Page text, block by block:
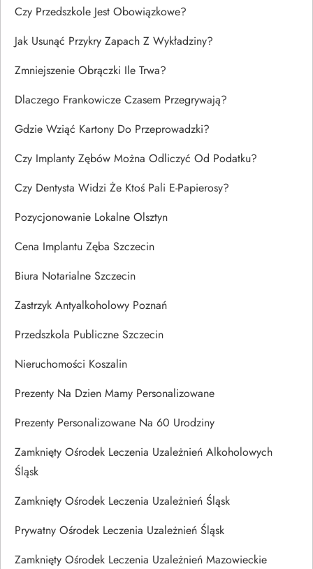
Czy Przedszkole Jest Obowiązkowe?
Jak Usunąć Przykry Zapach Z Wykładziny?
Zmniejszenie Obrączki Ile Trwa?
Dlaczego Frankowicze Czasem Przegrywają?
Gdzie Wziąć Kartony Do Przeprowadzki?
Czy Implanty Zębów Można Odliczyć Od Podatku?
Czy Dentysta Widzi Że Ktoś Pali E-Papierosy?
Pozycjonowanie Lokalne Olsztyn
Cena Implantu Zęba Szczecin
Biura Notarialne Szczecin
Zastrzyk Antyalkoholowy Poznań
Przedszkola Publiczne Szczecin
Nieruchomości Koszalin
Prezenty Na Dzien Mamy Personalizowane
Prezenty Personalizowane Na 60 Urodziny
Zamknięty Ośrodek Leczenia Uzależnień Alkoholowych
Śląsk
Zamknięty Ośrodek Leczenia Uzależnień Śląsk
Prywatny Ośrodek Leczenia Uzależnień Śląsk
Zamknięty Ośrodek Leczenia Uzależnień Mazowieckie